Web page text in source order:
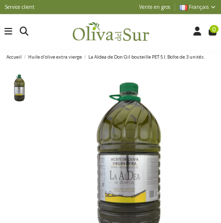
Service client Vente en gros Français
0
Accueil Huile d'olive extra vierge La Aldea de Don Gil bouteille PET 5 l. Boîte de 3 unités.